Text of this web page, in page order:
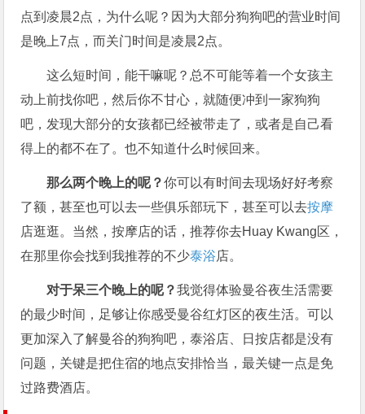
点到凌晨2点，为什么呢？因为大部分狗狗吧的营业时间
是晚上7点，而关门时间是凌晨2点。
这么短时间，能干嘛呢？总不可能等着一个女孩主
动上前找你吧，然后你不甘心，就随便冲到一家狗狗
吧，发现大部分的女孩都已经被带走了，或者是自己看
得上的都不在了。也不知道什么时候回来。
那么两个晚上的呢？你可以有时间去现场好好考察
了额，甚至也可以去一些俱乐部玩下，甚至可以去按摩
店逛逛。当然，按摩店的话，推荐你去Huay Kwang区，
在那里你会找到我推荐的不少泰浴店。
对于呆三个晚上的呢？我觉得体验曼谷夜生活需要
的最少时间，足够让你感受曼谷红灯区的夜生活。可以
更加深入了解曼谷的狗狗吧，泰浴店、日按店都是没有
问题，关键是把住宿的地点安排恰当，最关键一点是免
过路费酒店。